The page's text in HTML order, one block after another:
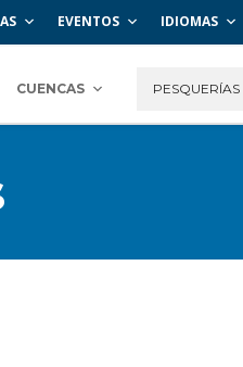
EVENTOS IDIOMAS
CUENCAS PESQUERÍAS